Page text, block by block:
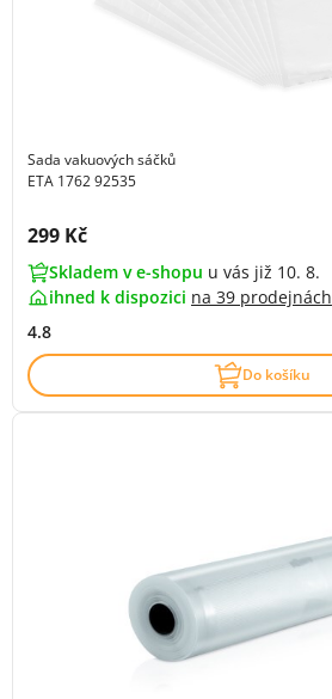
Sada vakuových sáčků
ETA 1762 92535
Cena s DPH:
299 Kč
Skladem v e-shopu u vás již 10. 8.
ihned k dispozici na 39 prodejnách
4.8
Do košíku